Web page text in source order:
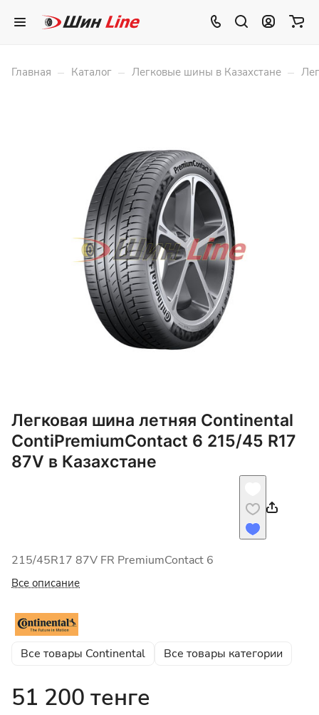
Главная – Каталог – Легковые шины в Казахстане –
Легковая шина летняя Continental
ContiPremiumContact 6 215/45 R17
87V в Казахстане
215/45R17 87V FR PremiumContact 6
Все описание
Все товары Continental Все товары категории
51 200 тенге